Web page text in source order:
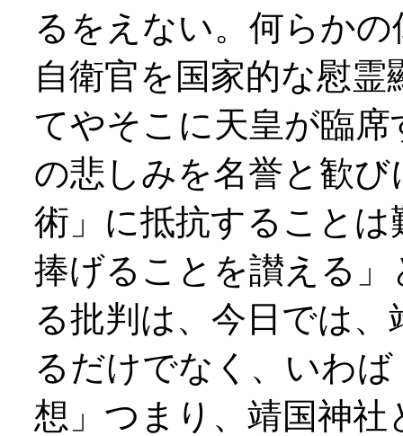
るをえない。何らか
自衛官を国家的な慰
てやそこに天皇が臨
の悲しみを名誉と歓
術」に抵抗すること
捧げることを讃える
る批判は、今日では
るだけでなく、いわ
想」つまり、靖国神